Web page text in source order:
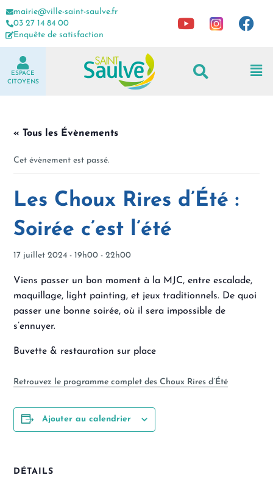
mairie@ville-saint-saulve.fr
03 27 14 84 00
Enquête de satisfaction
ESPACE
CITOYENS
« Tous les Évènements
Cet évènement est passé.
Les Choux Rires d’Été :
Soirée c’est l’été
17 juillet 2024 - 19h00 -22h00
Viens passer un bon moment à la MJC, entre escalade,
maquillage, light painting, et jeux traditionnels. De quoi
passer une bonne soirée, où il sera impossible de
s’ennuyer.
Buvette & restauration sur place
Retrouvez le programme complet des Choux Rires d’Été
Ajouter au calendrier
DÉTAILS